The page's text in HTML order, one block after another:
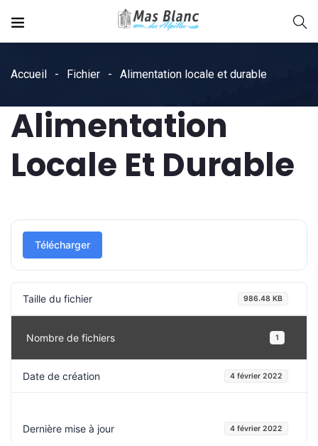
Accueil Fichier Alimentation locale et durable
Alimentation
Locale Et Durable
Télécharger
Taille du fichier 986.48 KB
Nombre de fichiers 1
Date de création 4 février 2022
Dernière mise à jour 4 février 2022